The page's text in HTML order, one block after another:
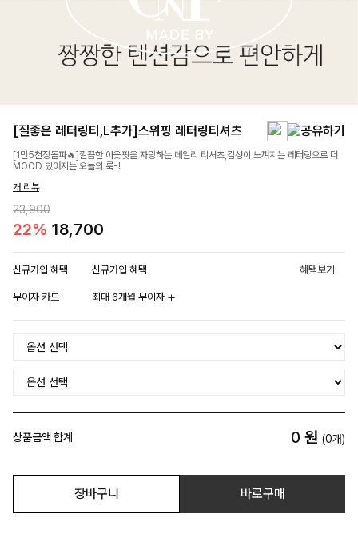
[질좋은 레터링티,L추가]스위핑 레터링티셔츠
[1만5천장돌파🔥]깔끔한 아웃핏을 자랑하는 데일리 티셔츠,감성이 느껴지는 레터링으로 더
MOOD 있어지는 오늘의 룩-!
개 리뷰
23,900
22% 18,700
신규가입 혜택 신규가입 혜택 혜택보기
무이자 카드 최대 6개월 무이자
상품금액 합계 0 원 (0개)
장바구니 바로구매